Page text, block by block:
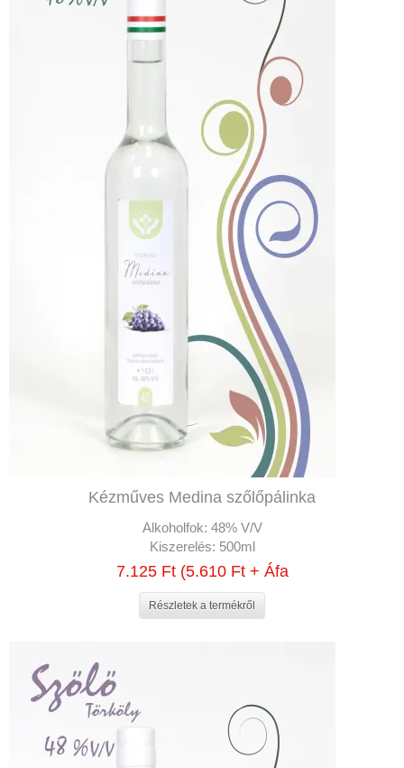
Kézműves Medina szőlőpálinka
Alkoholfok: 48% V/V
Kiszerelés: 500ml
7.125 Ft (5.610 Ft + Áfa
Részletek a termékről